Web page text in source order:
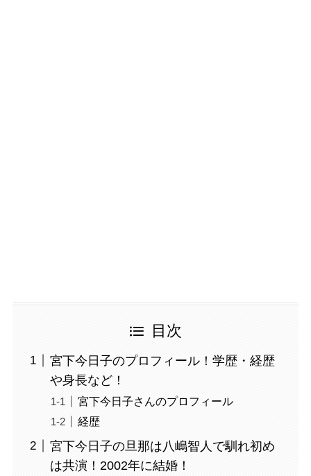
目次
宮下今日子のプロフィール！学歴・経歴
や身長など！
宮下今日子さんのプロフィール
経歴
宮下今日子の旦那は八嶋智人で馴れ初め
は共演！2002年に結婚！